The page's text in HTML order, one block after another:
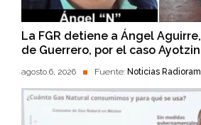
La FGR detiene a Ángel
de Guerrero, por el caso
agosto 6, 2026 Fuente: Noticias